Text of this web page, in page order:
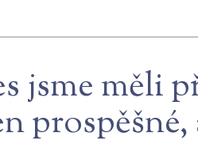
jsme měli
prospěšné,